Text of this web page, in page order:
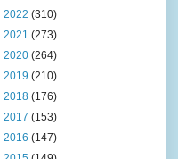
2022 (310)
2021 (273)
2020 (264)
2019 (210)
2018 (176)
2017 (153)
2016 (147)